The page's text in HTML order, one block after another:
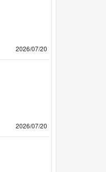
2026/07/20
2026/07/20